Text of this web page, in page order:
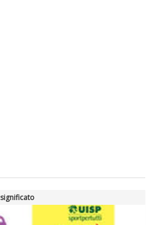
traccia il bilancio della stagione